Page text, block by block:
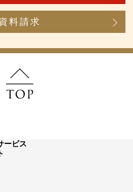
料請求
ービス